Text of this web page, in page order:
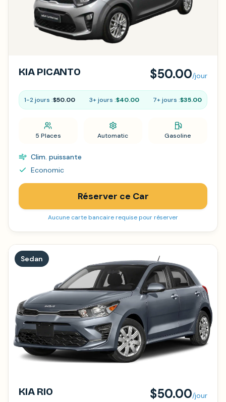
KIA PICANTO $50.00/jour
1-2 jours :$50.00 3+ jours :$40.00 7+ jours :$35.00
5 Places Automatic Gasoline
Clim. puissante
Economic
Réserver ce Car
Aucune carte bancaire requise pour réserver
Sedan
KIA RIO $50.00/jour